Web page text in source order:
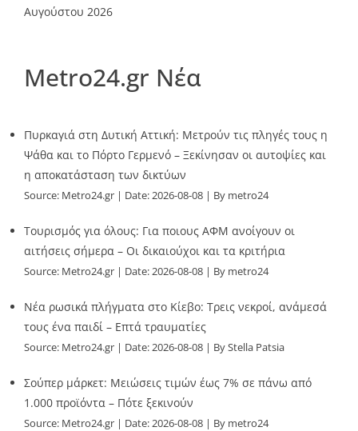
Αυγούστου 2026
Metro24.gr Νέα
Πυρκαγιά στη Δυτική Αττική: Μετρούν τις πληγές τους η
Ψάθα και το Πόρτο Γερμενό – Ξεκίνησαν οι αυτοψίες και
η αποκατάσταση των δικτύων
Source: Metro24.gr Date: 2026-08-08 By metro24
Τουρισμός για όλους: Για ποιους ΑΦΜ ανοίγουν οι
αιτήσεις σήμερα – Οι δικαιούχοι και τα κριτήρια
Source: Metro24.gr Date: 2026-08-08 By metro24
Νέα ρωσικά πλήγματα στο Κίεβο: Τρεις νεκροί, ανάμεσά
τους ένα παιδί – Επτά τραυματίες
Source: Metro24.gr Date: 2026-08-08 By Stella Patsia
Σούπερ μάρκετ: Μειώσεις τιμών έως 7% σε πάνω από
1.000 προϊόντα – Πότε ξεκινούν
Source: Metro24.gr Date: 2026-08-08 By metro24